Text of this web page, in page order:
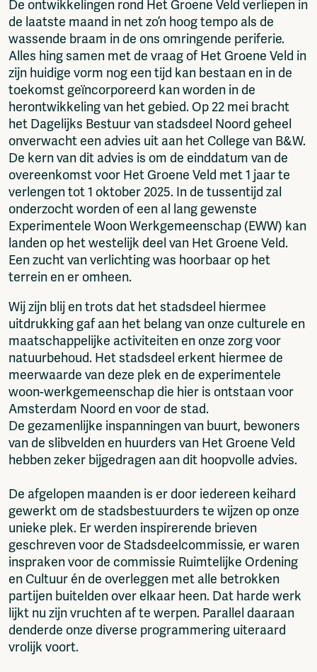
Fragmenta
Vrij Beton
Vrije Ruimte festival
AADE
AA Talks
Ringfeest
AA Academy
Members
Log in to portal
CMS for venues
De ontwikkelingen rond Het Groene Veld verliepen in
de laatste maand in net zo’n hoog tempo als de
wassende braam in de ons omringende periferie.
Alles hing samen met de vraag of Het Groene Veld in
zijn huidige vorm nog een tijd kan bestaan en in de
toekomst geïncorporeerd kan worden in de
herontwikkeling van het gebied. Op 22 mei bracht
het Dagelijks Bestuur van stadsdeel Noord geheel
onverwacht een advies uit aan het College van B&W.
De kern van dit advies is om de einddatum van de
overeenkomst voor Het Groene Veld met 1 jaar te
verlengen tot 1 oktober 2025. In de tussentijd zal
onderzocht worden of een al lang gewenste
Experimentele Woon Werkgemeenschap (EWW) kan
landen op het westelijk deel van Het Groene Veld.
Een zucht van verlichting was hoorbaar op het
terrein en er omheen.
Wij zijn blij en trots dat het stadsdeel hiermee
uitdrukking gaf aan het belang van onze culturele en
maatschappelijke activiteiten en onze zorg voor
natuurbehoud. Het stadsdeel erkent hiermee de
meerwaarde van deze plek en de experimentele
woon-werkgemeenschap die hier is ontstaan voor
Amsterdam Noord en voor de stad.
De gezamenlijke inspanningen van buurt, bewoners
van de slibvelden en huurders van Het Groene Veld
hebben zeker bijgedragen aan dit hoopvolle advies.
De afgelopen maanden is er door iedereen keihard
gewerkt om de stadsbestuurders te wijzen op onze
unieke plek. Er werden inspirerende brieven
geschreven voor de Stadsdeelcommissie, er waren
inspraken voor de commissie Ruimtelijke Ordening
en Cultuur én de overleggen met alle betrokken
partijen buitelden over elkaar heen. Dat harde werk
lijkt nu zijn vruchten af te werpen. Parallel daaraan
denderde onze diverse programmering uiteraard
vrolijk voort.